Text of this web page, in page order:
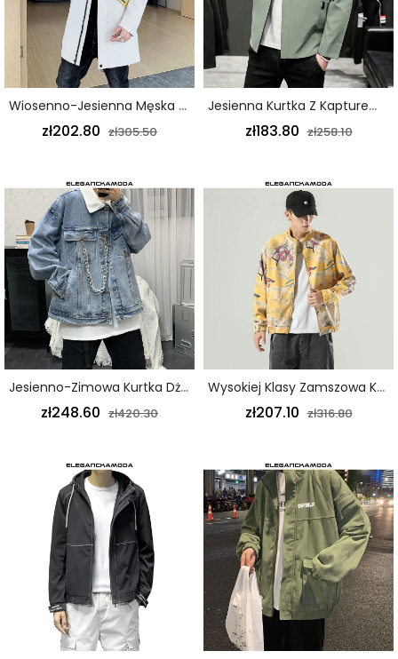
Wiosenno-Jesienna Męska Długa Kurtka Z Kapturem Slim Beżowy
zł202.80 zł305.50
Jesienna Kurtka Z Kapturem Męska Modna Krótka Zieleń Wojskowa
zł183.80 zł258.10
Jesienno-Zimowa Kurtka Dżinsowa Męska Ozdoba Łańcuszkowa Gruba Kurtka Niebieska
zł248.60 zł420.30
Wysokiej Klasy Zamszowa Kurtka Męska Oryginalna Kurtka W Stylu Haftu Żółta
zł207.10 zł316.80